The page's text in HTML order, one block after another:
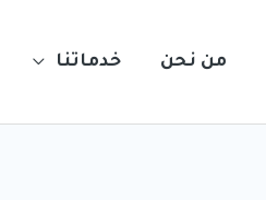
من نحن خدماتنا